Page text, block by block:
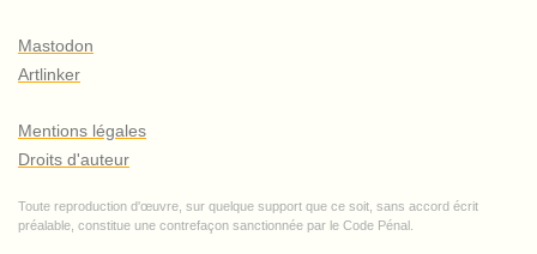
Mastodon
Artlinker
Mentions légales
Droits d'auteur
Toute reproduction d'œuvre, sur quelque support que ce soit, sans accord écrit
préalable, constitue une contrefaçon sanctionnée par le Code Pénal.